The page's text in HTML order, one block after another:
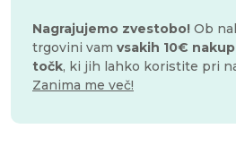
Nagrajujemo zvestobo! Ob
trgovini vam vsakih 10€
točk, ki jih lahko koristite pri
Zanima me več!